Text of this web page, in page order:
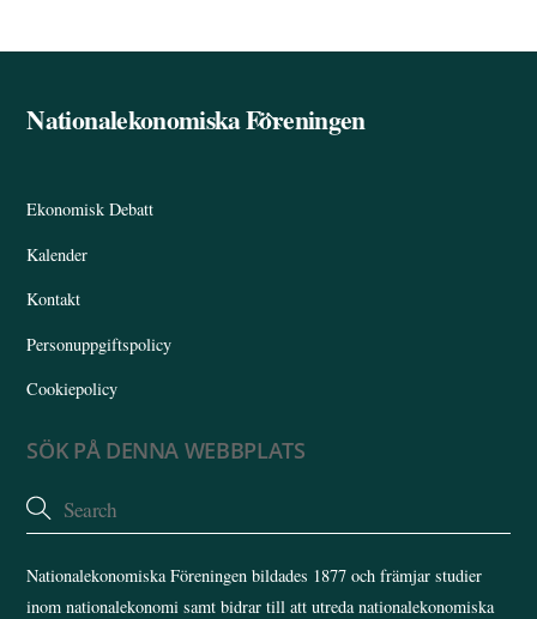
Back
Nationalekonomiska Föreningen
Ekonomisk Debatt
Kalender
Kontakt
Personuppgiftspolicy
Cookiepolicy
SÖK PÅ DENNA WEBBPLATS
Nationalekonomiska Föreningen bildades 1877 och främjar studier
inom nationalekonomi samt bidrar till att utreda nationalekonomiska